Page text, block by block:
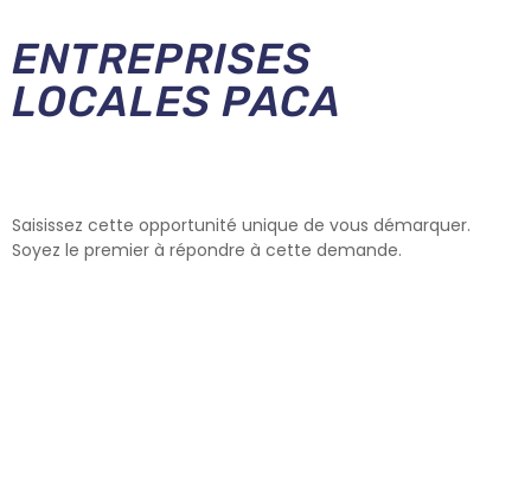
ENTREPRISES
LOCALES PACA
Saisissez cette opportunité unique de vous démarquer.
Soyez le premier à répondre à cette demande.